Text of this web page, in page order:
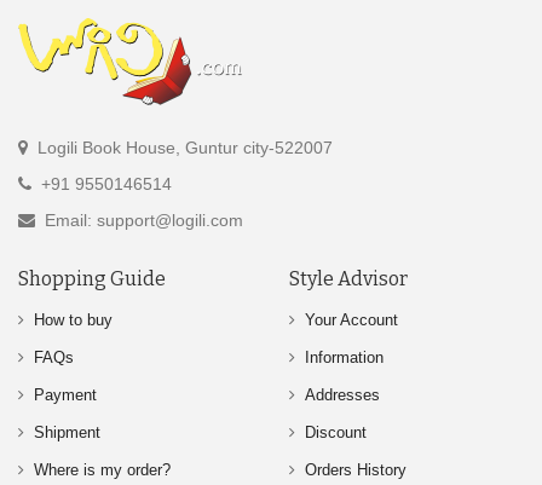
Logili Book House, Guntur city-522007
+91 9550146514
Email: support@logili.com
Shopping Guide
How to buy
FAQs
Payment
Shipment
Where is my order?
Style Advisor
Your Account
Information
Addresses
Discount
Orders History